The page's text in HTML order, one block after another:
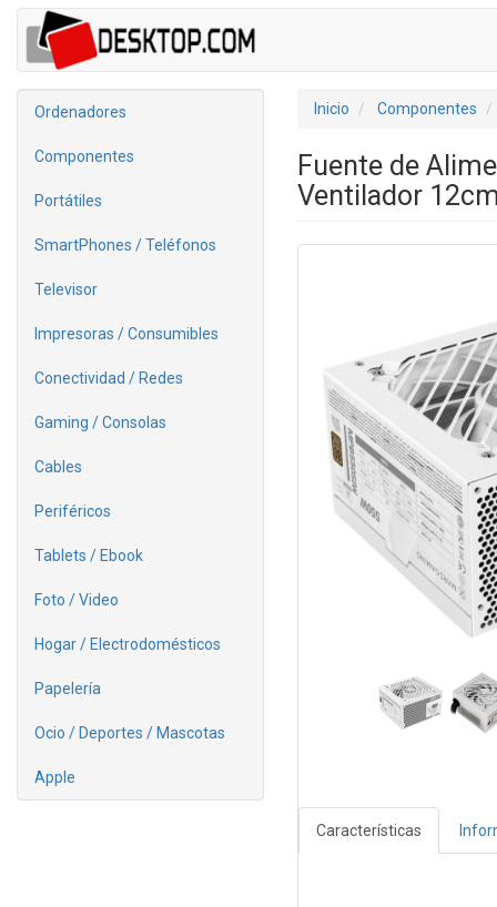
Ordenadores
Componentes
Portátiles
SmartPhones / Teléfonos
Televisor
Impresoras / Consumibles
Conectividad / Redes
Gaming / Consolas
Cables
Periféricos
Tablets / Ebook
Foto / Video
Hogar / Electrodomésticos
Papelería
Ocio / Deportes / Mascotas
Apple
Inicio Componentes
Fuente de
Ventilador
Características